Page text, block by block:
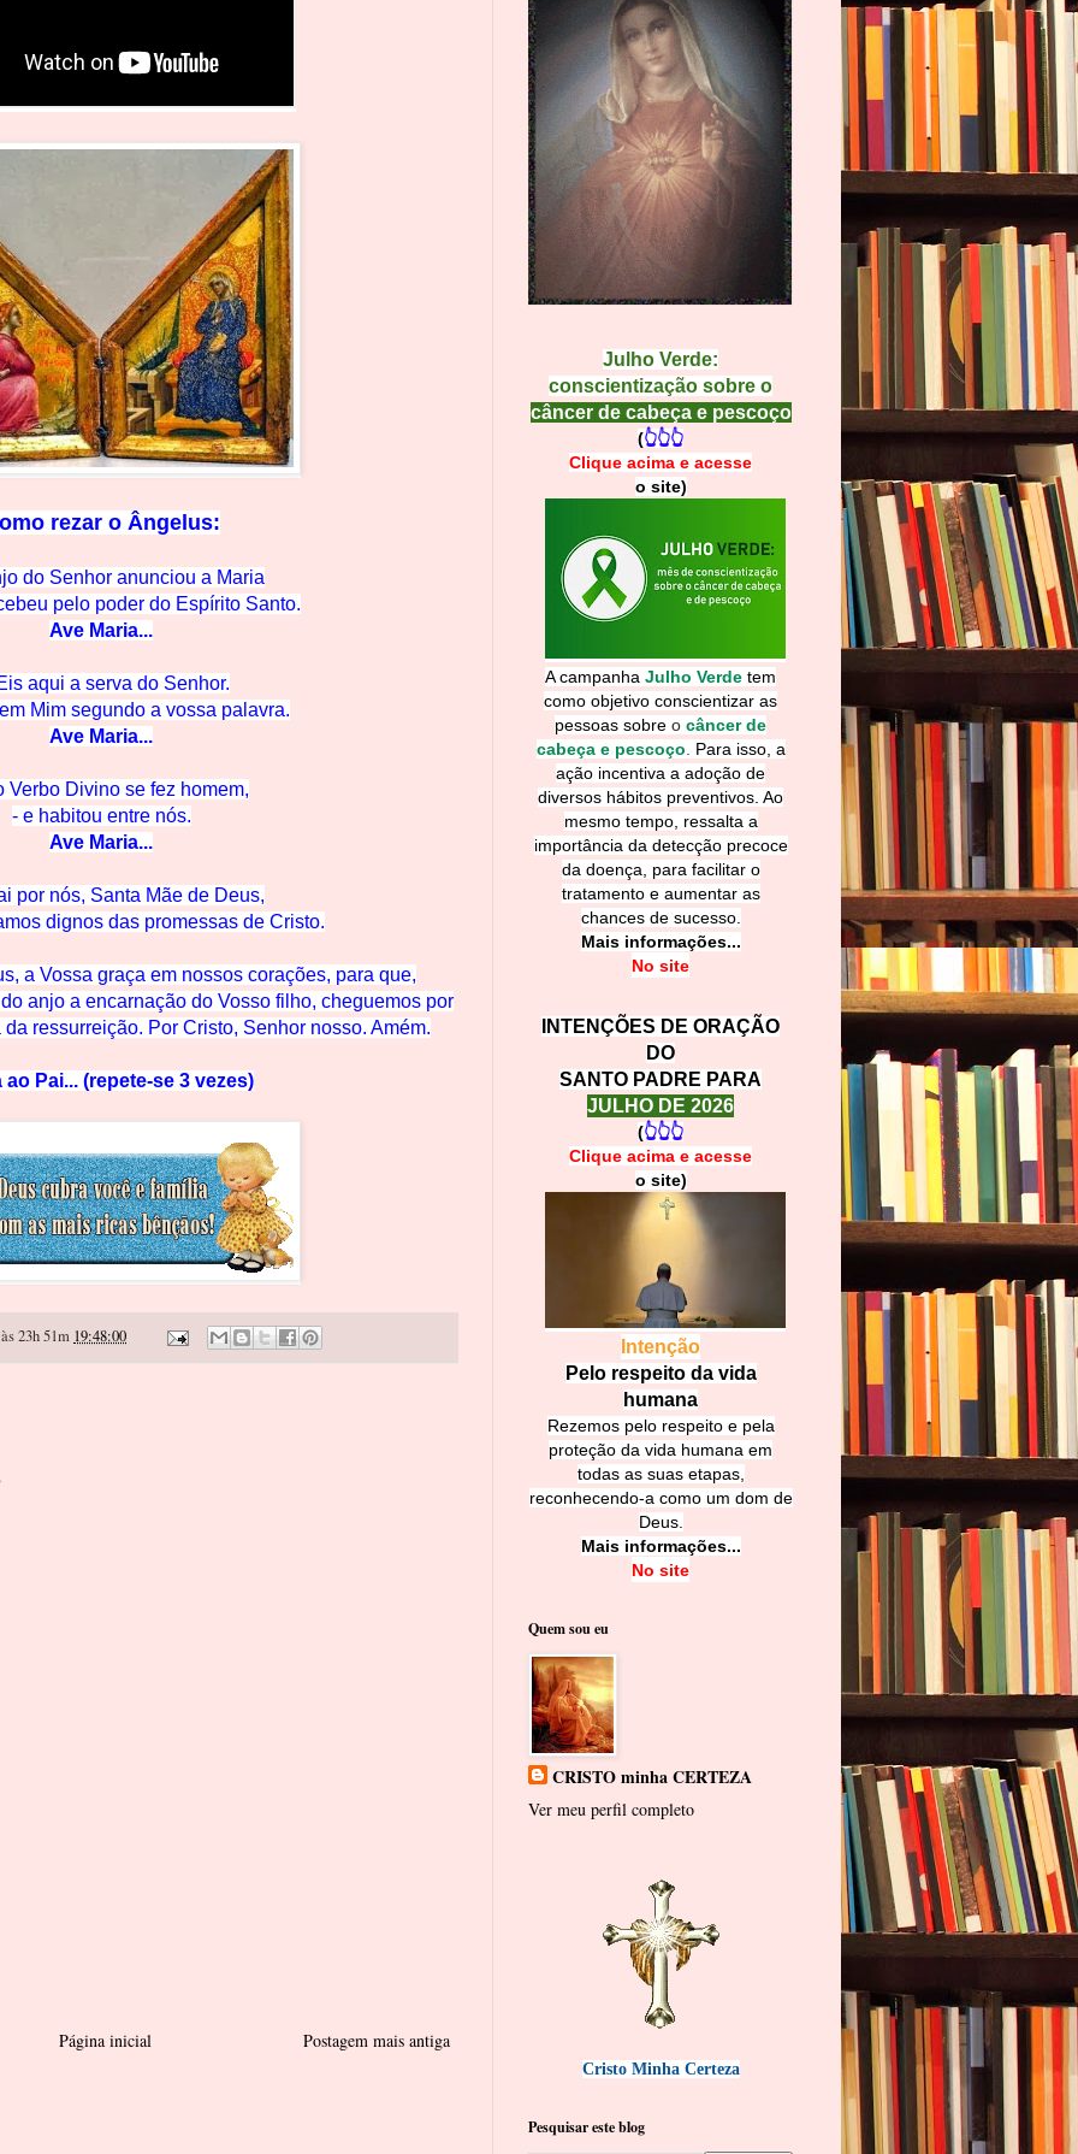
rezar o Ângelus:
do Senhor anunciou a Maria
pelo poder do Espírito Santo.
Ave Maria...
aqui a serva do Senhor.
Mim segundo a vossa palavra.
Ave Maria...
Verbo Divino se fez homem,
- e habitou entre nós.
Ave Maria...
por nós, Santa Mãe de Deus,
dignos das promessas de Cristo.
a Vossa graça em nossos corações, para que,
anjo a encarnação do Vosso filho, cheguemos por
da ressurreição. Por Cristo, Senhor nosso. Amém.
ao Pai... (repete-se 3 vezes)
às 23h 51m 19:48:00
Postagem mais antiga
Página inicial
Julho Verde:
conscientização sobre o
câncer de cabeça e pescoço
(👆👆👆
Clique acima e acesse
o site)
A campanha Julho Verde tem
como objetivo conscientizar as
pessoas sobre o câncer de
cabeça e pescoço
Para isso, a
ação incentiva a adoção de
diversos hábitos preventivos. Ao
mesmo tempo, ressalta a
importância da detecção precoce
da doença, para facilitar o
tratamento e aumentar as
chances de sucesso.
Mais informações...
No site
INTENÇÕES DE ORAÇÃO
DO
SANTO PADRE PARA
JULHO DE 2026
(👆👆👆
Clique acima e acesse
o site)
Intenção
Pelo respeito da vida
humana
Rezemos pelo respeito e pela
proteção da vida humana em
todas as suas etapas,
reconhecendo-a como um dom de
Deus.
Mais informações...
No site
Quem sou eu
CRISTO minha CERTEZA
Ver meu perfil completo
Cristo Minha Certeza
Pesquisar este blog